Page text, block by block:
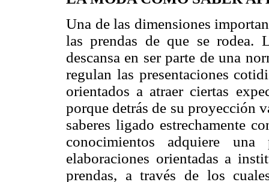
Una de las dimensiones
las prendas de que se rodea.
descansa en ser parte de una
regulan las presentaciones
orientados a atraer ciertas
porque detrás de su proyección
saberes ligado estrechamente
conocimientos adquiere
elaboraciones orientadas a
prendas, a través de los